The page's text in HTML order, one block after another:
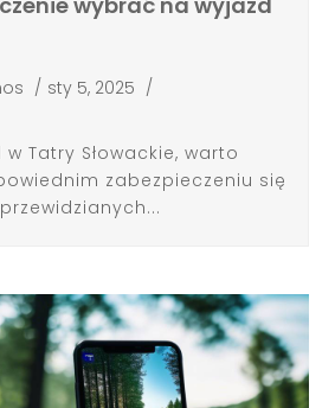
/ sty 5, 2025 /
Tatry Słowackie, warto
zabezpieczeniu się